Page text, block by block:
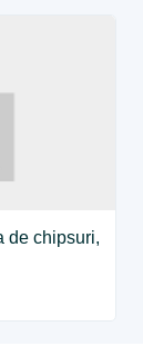
de chipsuri,